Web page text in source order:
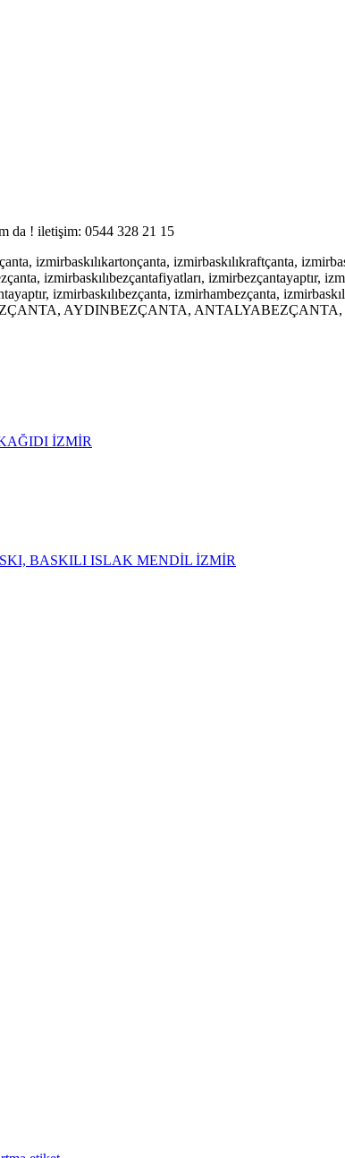
da ! iletişim: 0544 328 21 15
izmirbaskılıkartonçanta, izmirbaskılıkraftçanta,
izmirbaskılıbezçantafiyatları, izmirbezçantayaptır,
izmirbaskılıbezçanta, izmirhambezçanta,
AYDINBEZÇANTA, ANTALYABEZÇANTA,
İZMİR
BASKILI ISLAK MENDİL İZMİR